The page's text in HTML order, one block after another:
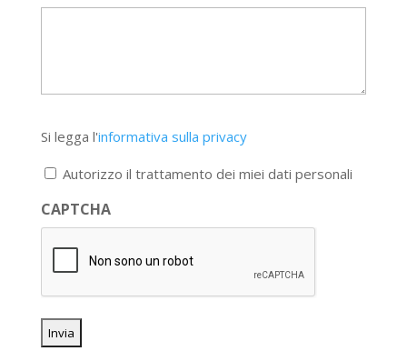
legga
l'informativa
privacy
*
Si legga l'informativa sulla privacy
Autorizzo il trattamento dei miei dati personali
CAPTCHA